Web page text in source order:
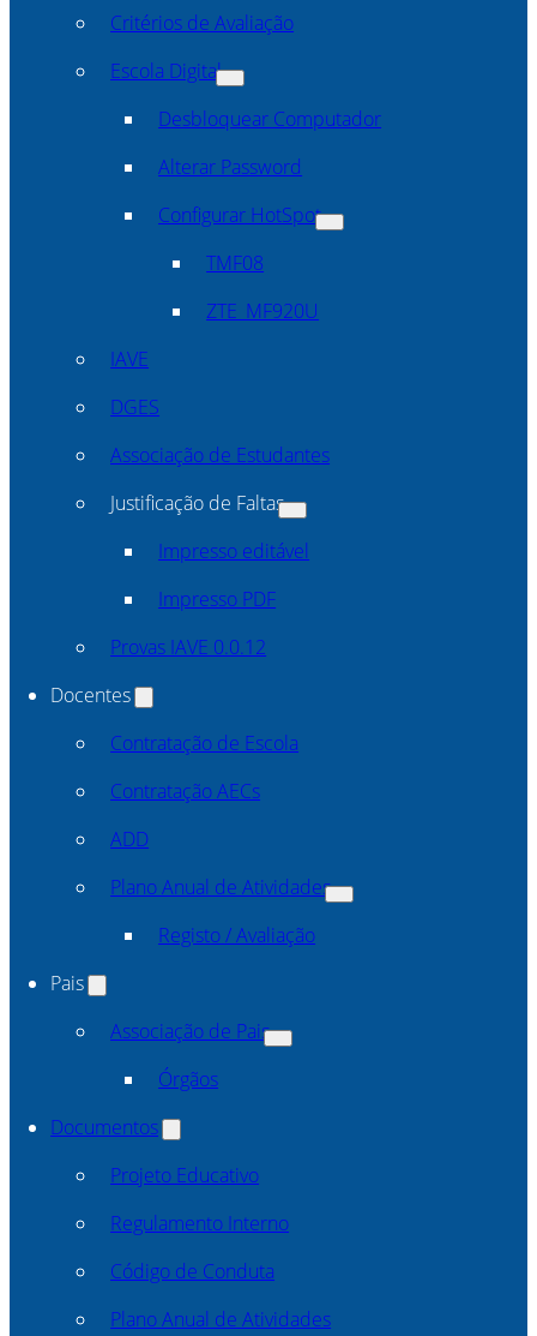
Critérios de Avaliação
Escola Digital
Desbloquear Computador
Alterar Password
Configurar HotSpot
TMF08
ZTE_MF920U
IAVE
DGES
Associação de Estudantes
Justificação de Faltas
Impresso editável
Impresso PDF
Provas IAVE 0.0.12
Docentes
Contratação de Escola
Contratação AECs
ADD
Plano Anual de Atividades
Registo / Avaliação
Pais
Associação de Pais
Órgãos
Documentos
Projeto Educativo
Regulamento Interno
Código de Conduta
Plano Anual de Atividades